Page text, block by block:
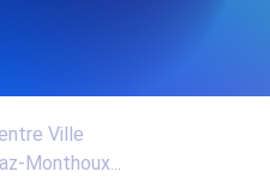
Ville
Monthoux...